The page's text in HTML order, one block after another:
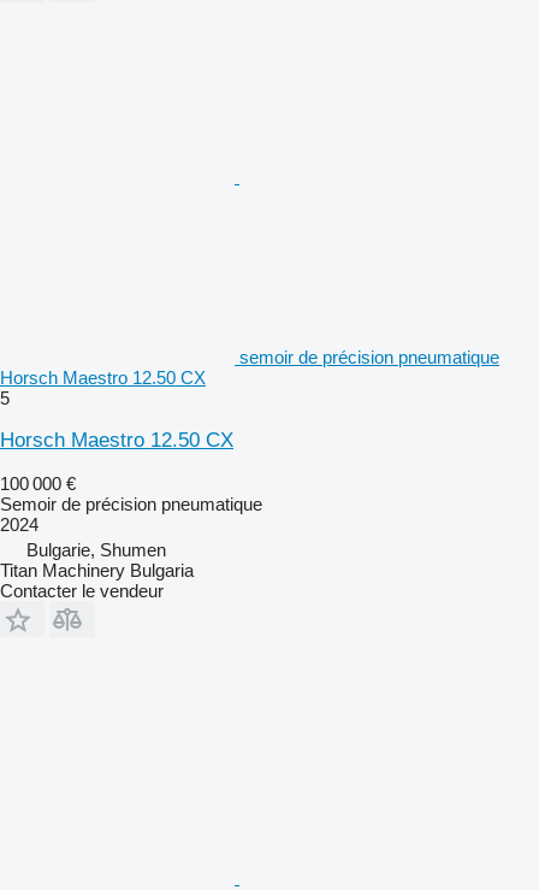
semoir de précision pneumatique
Horsch Maestro 12.50 CX
5
Horsch Maestro 12.50 CX
100 000 €
Semoir de précision pneumatique
2024
Bulgarie, Shumen
Titan Machinery Bulgaria
Contacter le vendeur